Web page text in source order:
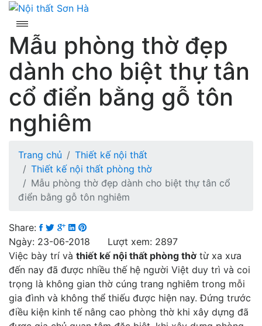
Skip
content
Mẫu phòng thờ đẹp
dành cho biệt thự tân
cổ điển bằng gỗ tôn
nghiêm
Trang chủ
Thiết kế nội thất
Thiết kế nội thất phòng thờ
Mẫu phòng thờ đẹp dành cho biệt thự tân cổ
điển bằng gỗ tôn nghiêm
Share:
Ngày: 23-06-2018 Lượt xem: 2897
Việc bày trí và thiết kế nội thất phòng thờ từ xa xưa
đến nay đã được nhiều thế hệ người Việt duy trì và coi
trọng là không gian thờ cúng trang nghiêm trong mỗi
gia đình và không thể thiếu được hiện nay. Đứng trước
điều kiện kinh tế nâng cao phòng thờ khi xây dựng đã